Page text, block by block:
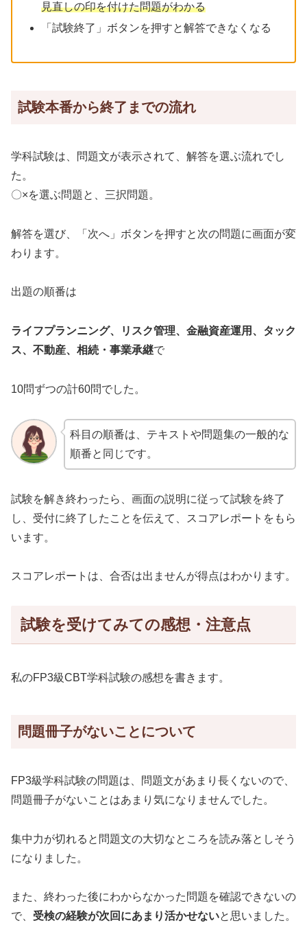
見直しの印を付けた問題がわかる
「試験終了」ボタンを押すと解答できなくなる
試験本番から終了までの流れ
学科試験は、問題文が表示されて、解答を選ぶ流れでし
た。
〇×を選ぶ問題と、三択問題。
解答を選び、「次へ」ボタンを押すと次の問題に画面が変
わります。
出題の順番は
ライフプランニング、リスク管理、金融資産運用、タック
ス、不動産、相続・事業承継で
10問ずつの計60問でした。
科目の順番は、テキストや問題集の一般的な
順番と同じです。
試験を解き終わったら、画面の説明に従って試験を終了
し、受付に終了したことを伝えて、スコアレポートをもら
います。
スコアレポートは、合否は出ませんが得点はわかります。
試験を受けてみての感想・注意点
私のFP3級CBT学科試験の感想を書きます。
問題冊子がないことについて
FP3級学科試験の問題は、問題文があまり長くないので、
問題冊子がないことはあまり気になりませんでした。
集中力が切れると問題文の大切なところを読み落としそう
になりました。
また、終わった後にわからなかった問題を確認できないの
で、 受検の経験が次回にあまり活かせないと思いました。